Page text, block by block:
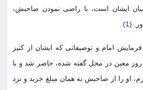
ايشان است، با راضى نمودن صاحبش،
(1)
امام و توصيفاتى كه ايشان از كنيز
روز معين در محل گفته شده، حاضر شد و با
او را از صاحبش به همان مبلغ خريد و نزد